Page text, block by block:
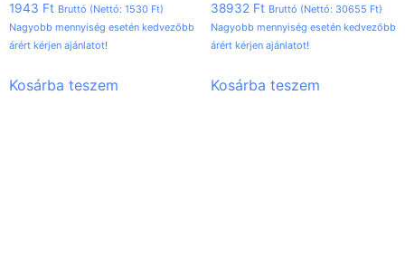
1943 Ft Bruttó (Nettó: 1530 Ft)
Nagyobb mennyiség esetén kedvezőbb
árért kérjen ajánlatot!
Kosárba teszem
38932 Ft Bruttó (Nettó: 30655 Ft)
Nagyobb mennyiség esetén kedvezőbb
árért kérjen ajánlatot!
Kosárba teszem